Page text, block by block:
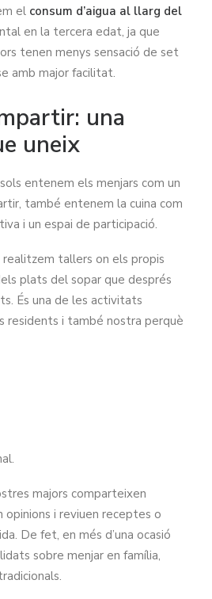
el consum d’aigua al llarg del
en la tercera edat, ja que
tenen menys sensació de set
amb major facilitat.
una
uneix
entenem els menjars com un
també entenem la cuina com
i un espai de participació.
tallers on els propis
plats del sopar que després
És una de les activitats
residents i també nostra perquè
majors comparteixen
opinions i reviuen receptes o
De fet, en més d’una ocasió
sobre menjar en família,